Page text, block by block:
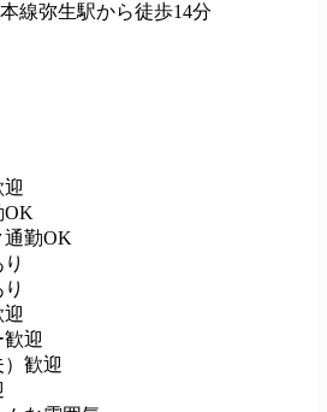
など
線弥生駅から徒歩14分
OK
通勤OK
迎
歓迎